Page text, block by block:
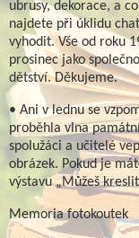
ubrusy, dekorace, a
najdete při úklidu
vyhodit. Vše od roku
prosinec jako
dětství. Děkujeme.
• Ani v lednu se
proběhla vlna
spolužáci a učitelé
obrázek. Pokud je
výstavu „Můžeš
Memoria fotokoutek